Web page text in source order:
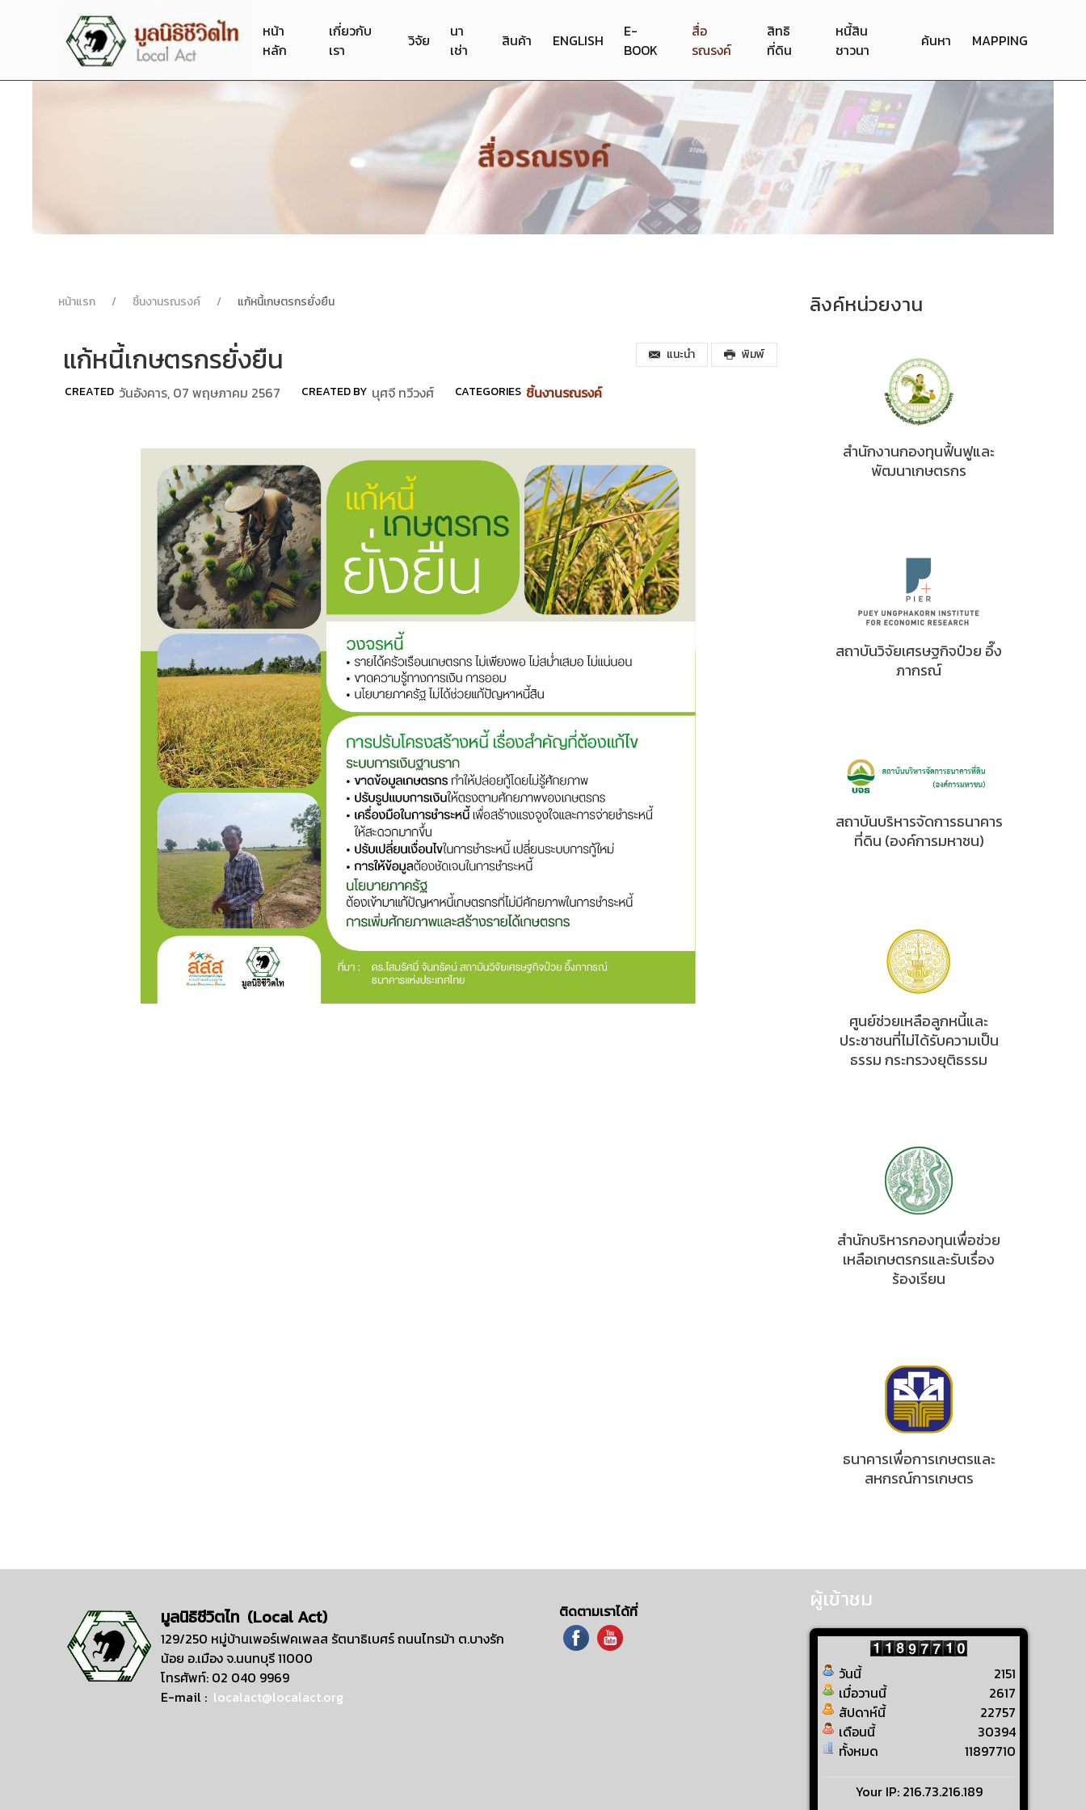
หน้า
หลัก
เกี่ยวกับ
เรา
วิจัย
นา
เช่า
สินค้า ENGLISH
E-
BOOK
สื่อ
รณรงค์
สิทธิ
ที่ดิน
หนี้สิน
ชาวนา
ค้นหา MAPPING
หน้าแรก ชิ้นงานรณรงค์ แก้หนี้เกษตรกรยั่งยืน
แนะนำ พิมพ์
แก้หนี้เกษตรกรยั่งยืน
CREATED วันอังคาร, 07 พฤษภาคม 2567 CREATED BY นุศจี ทวีวงศ์ CATEGORIES ชิ้นงานรณรงค์
ลิงค์หน่วยงาน
สำนักงานกองทุนฟื้นฟูและ
พัฒนาเกษตรกร
สถาบันวิจัยเศรษฐกิจป๋วย อึ๊ง
ภากรณ์
สถาบันบริหารจัดการธนาคาร
ที่ดิน (องค์การมหาชน)
ศูนย์ช่วยเหลือลูกหนี้และ
ประชาชนที่ไม่ได้รับความเป็น
ธรรม กระทรวงยุติธรรม
สำนักบริหารกองทุนเพื่อช่วย
เหลือเกษตรกรและรับเรื่อง
ร้องเรียน
ธนาคารเพื่อการเกษตรและ
สหกรณ์การเกษตร
มูลนิธิชีวิตไท (Local Act)
129/250 หมู่บ้านเพอร์เฟคเพลส รัตนาธิเบศร์ ถนนไทรม้า ต.บางรัก
น้อย อ.เมือง จ.นนทบุรี 11000
โทรศัพท์: 02 040 9969
E-mail : localact@localact.org
ติดตามเราได้ที่ ผู้เข้าชม
วันนี้
เมื่อวานนี้
สัปดาห์นี้
เดือนนี้
ทั้งหมด
2151
2617
22757
30394
11897710
Your IP: 216.73.216.189